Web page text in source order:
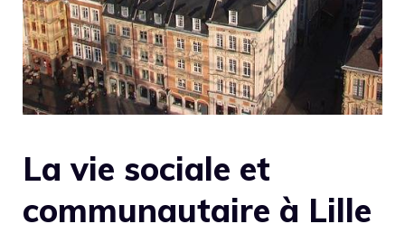
La vie sociale et
communautaire à Lille